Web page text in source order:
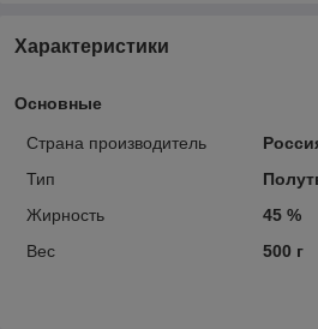
Характеристики
Основные
Страна производитель
Тип
Жирность
45 %
Вес
500 г